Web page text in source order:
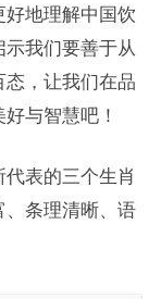
好地理解中国饮
我们要善于从
，让我们在品
与智慧吧！
表的三个生肖
、条理清晰、语